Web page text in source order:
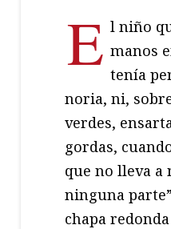
E l niño
manos
tenía
noria, ni,
verdes,
gordas,
que no lleva a
ninguna
chapa